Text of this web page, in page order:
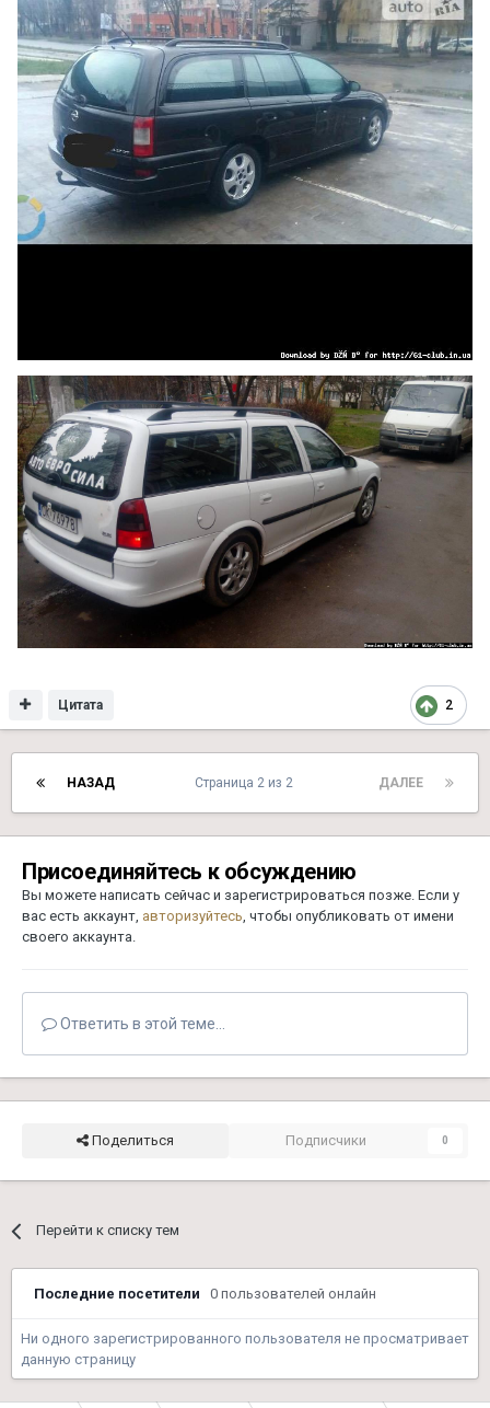
2
Цитата
НАЗАД ДАЛЕЕ
Страница 2 из 2
Присоединяйтесь к обсуждению
Вы можете написать сейчас и зарегистрироваться позже. Если у
вас есть аккаунт, авторизуйтесь, чтобы опубликовать от имени
своего аккаунта.
Ответить в этой теме...
Поделиться Подписчики 0
Перейти к списку тем
Последние посетители 0 пользователей онлайн
Ни одного зарегистрированного пользователя не просматривает
данную страницу